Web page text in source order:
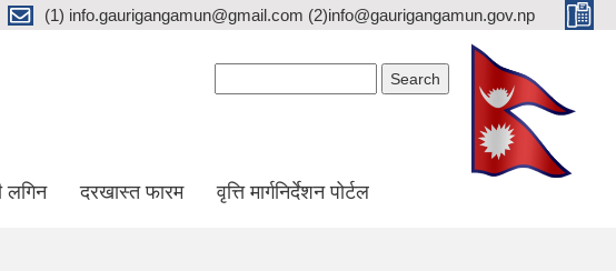
(1) info.gaurigangamun@gmail.com (2)info@gaurigangamun.gov.np
लगिन दरखास्त फारम वृत्ति मार्गनिर्देशन पोर्टल